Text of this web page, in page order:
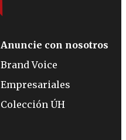
Anuncie con nosotros
Brand Voice
Empresariales
Colección ÚH